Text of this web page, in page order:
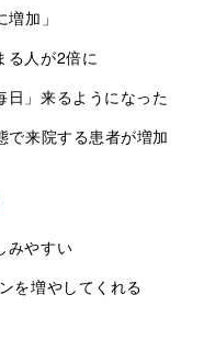
加」
る人が2倍に
日」来るようになった
で来院する患者が増加
みやすい
を増やしてくれる